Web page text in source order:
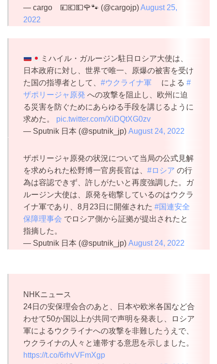
— cargo 💴💶💵🌹🐾 (@cargojp)August 25,
2022
ミハイル・ガルージン駐日ロシア大使は、
日本政府に対し、世界で唯一、原爆の被害を受け
た国の指導者として、 #ウクライナ軍 による #
ザポリージャ原発 への攻撃を阻止し、欧州に迫
る災害を防ぐためにあらゆる手段を講じるように
求めた。 pic.twitter.com/XiDQtXG0zv
— Sputnik 日本 (@sputnik_jp) August 24, 2022
ザポリージャ原発の状況について当局の公式見解
を求められた松野博一官房長官は、 #ロシア の行
為は容認できず、許しがたいと再度強調した。ガ
ルージン大使は、原発を砲撃しているのはウクラ
イナ軍であり、8月23日に開催された #国連安全
保障理事会 でロシア側から証拠が提出されたと
指摘した。
— Sputnik 日本 (@sputnik_jp) August 24, 2022
NHKニュース
24日の安保理会合のあと、日本や欧米各国など合
わせて50か国以上が共同で声明を発表し、ロシア
軍によるウクライナへの攻撃を非難したうえで、
ウクライナの人々と連帯する意思を示しました。
https://t.co/6rhvVFmXgp